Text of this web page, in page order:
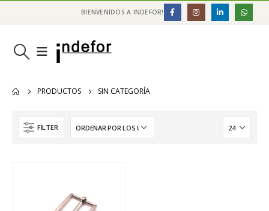
BIENVENIDOS A INDEFOR!
PRODUCTOS SIN CATEGORÍA
FILTER